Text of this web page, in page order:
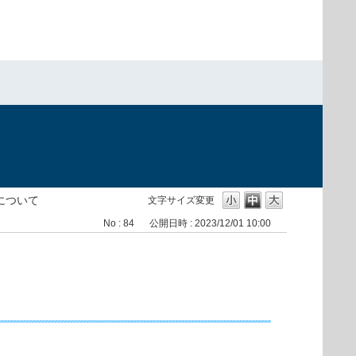
文字サイズ変更
ついて
No : 84 公開日時 : 2023/12/01 10:00